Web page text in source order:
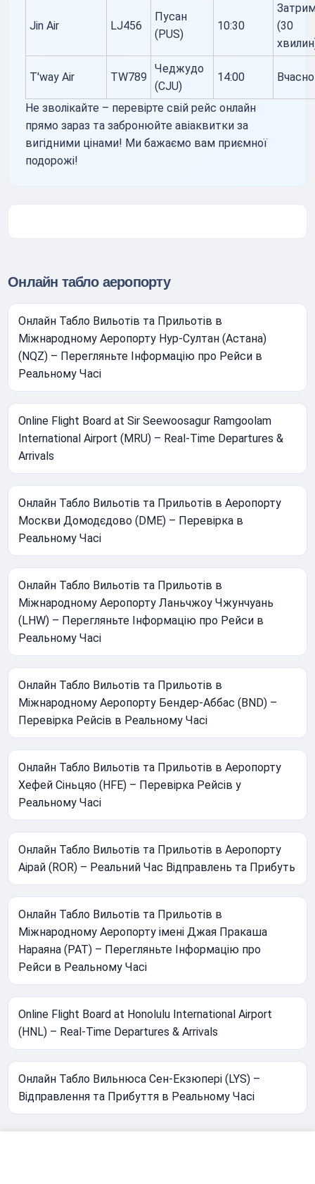
Jin Air LJ456
Пусан
(PUS)
10:30
(30
T'way Air TW789
Чеджудо
(CJU)
14:00 Вчасно
Не зволікайте – перевірте свій рейс онлайн
прямо зараз та забронюйте авіаквитки за
вигідними цінами! Ми бажаємо вам приємної
подорожі!
Онлайн табло аеропорту
Онлайн Табло Вильотів та Прильотів в
Міжнародному Аеропорту Нур-Султан (Астана)
(NQZ) – Перегляньте Інформацію про Рейси в
Реальному Часі
Online Flight Board at Sir Seewoosagur Ramgoolam
International Airport (MRU) – Real-Time Departures &
Arrivals
Онлайн Табло Вильотів та Прильотів в Аеропорту
Москви Домодєдово (DME) – Перевірка в
Реальному Часі
Онлайн Табло Вильотів та Прильотів в
Міжнародному Аеропорту Ланьчжоу Чжунчуань
(LHW) – Перегляньте Інформацію про Рейси в
Реальному Часі
Онлайн Табло Вильотів та Прильотів в
Міжнародному Аеропорту Бендер-Аббас (BND) –
Перевірка Рейсів в Реальному Часі
Онлайн Табло Вильотів та Прильотів в Аеропорту
Хефей Сіньцяо (HFE) – Перевірка Рейсів у
Реальному Часі
Онлайн Табло Вильотів та Прильотів в Аеропорту
Аірай (ROR) – Реальний Час Відправлень та Прибуть
Онлайн Табло Вильотів та Прильотів в
Міжнародному Аеропорту імені Джая Пракаша
Нараяна (PAT) – Перегляньте Інформацію про
Рейси в Реальному Часі
Online Flight Board at Honolulu International Airport
(HNL) – Real-Time Departures & Arrivals
Онлайн Табло Вильнюса Сен-Екзюпері (LYS) –
Відправлення та Прибуття в Реальному Часі